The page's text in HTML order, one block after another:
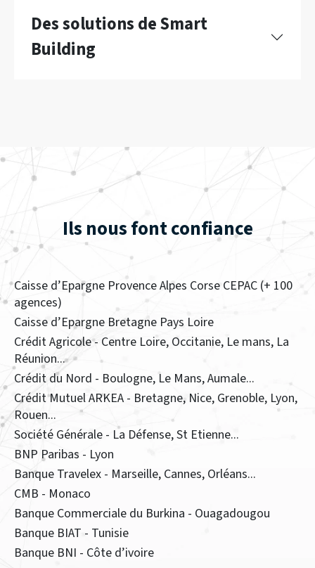
Des solutions de Smart
Building
Ils nous font confiance
Caisse d’Epargne Provence Alpes Corse CEPAC (+ 100
agences)
Caisse d’Epargne Bretagne Pays Loire
Crédit Agricole - Centre Loire, Occitanie, Le mans, La
Réunion...
Crédit du Nord - Boulogne, Le Mans, Aumale...
Crédit Mutuel ARKEA - Bretagne, Nice, Grenoble, Lyon,
Rouen...
Société Générale - La Défense, St Etienne...
BNP Paribas - Lyon
Banque Travelex - Marseille, Cannes, Orléans...
CMB - Monaco
Banque Commerciale du Burkina - Ouagadougou
Banque BIAT - Tunisie
Banque BNI - Côte d’ivoire